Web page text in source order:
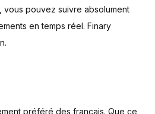
vous pouvez suivre absolument
en temps réel. Finary
préféré des français. Que ce